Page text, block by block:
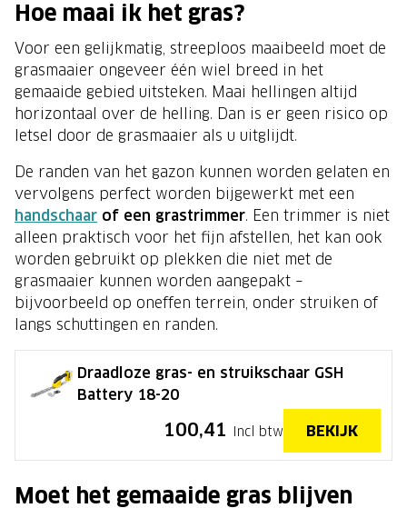
Hoe maai ik het gras?
Voor een gelijkmatig, streeploos maaibeeld moet de
grasmaaier ongeveer één wiel breed in het
gemaaide gebied uitsteken. Maai hellingen altijd
horizontaal over de helling. Dan is er geen risico op
letsel door de grasmaaier als u uitglijdt.
De randen van het gazon kunnen worden gelaten en
vervolgens perfect worden bijgewerkt met een
handschaar of een grastrimmer. Een trimmer is niet
alleen praktisch voor het fijn afstellen, het kan ook
worden gebruikt op plekken die niet met de
grasmaaier kunnen worden aangepakt –
bijvoorbeeld op oneffen terrein, onder struiken of
langs schuttingen en randen.
Draadloze gras- en struikschaar GSH
Battery 18-20
100,41 Incl btw BEKIJK
Moet het gemaaide gras blijven